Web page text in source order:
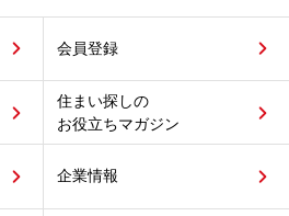
会員登録
住まい探しの
お役立ちマガジン
企業情報